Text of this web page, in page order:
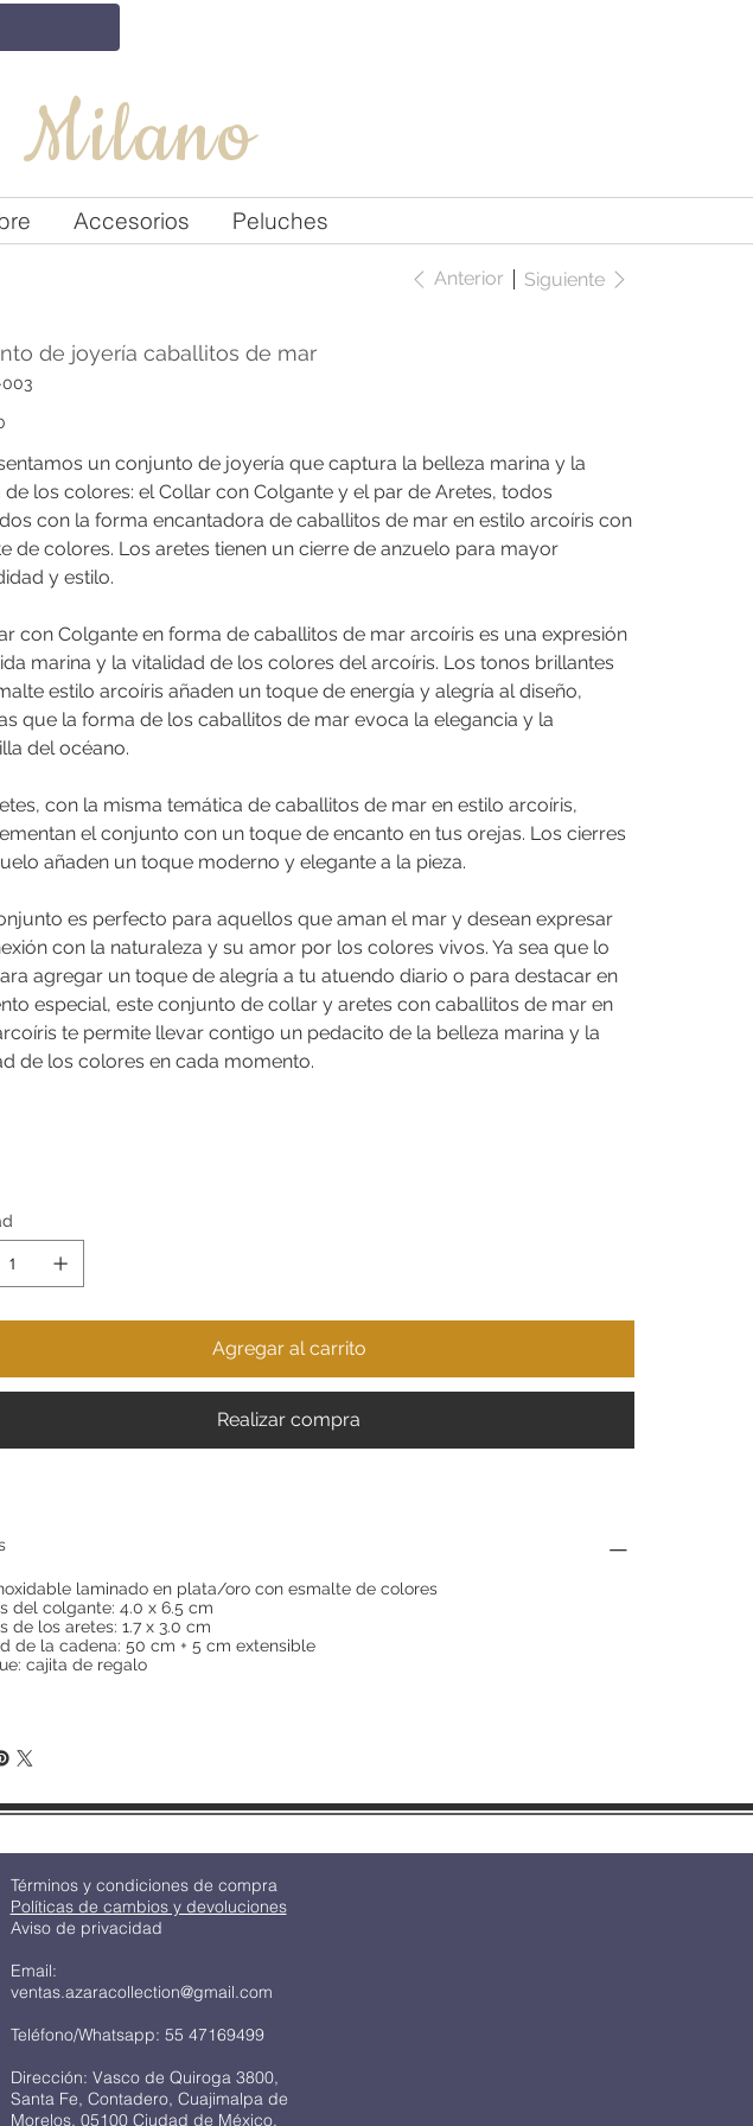
Milano
Accesorios Peluches
Anterior Siguiente
de joyería caballitos de mar
un conjunto de joyería que captura la belleza marina y la
de los colores: el Collar con Colgante y el par de Aretes, todos
con la forma encantadora de caballitos de mar en estilo arcoíris con
de colores. Los aretes tienen un cierre de anzuelo para mayor
y estilo.
con Colgante en forma de caballitos de mar arcoíris es una expresión
marina y la vitalidad de los colores del arcoíris. Los tonos brillantes
estilo arcoíris añaden un toque de energía y alegría al diseño,
que la forma de los caballitos de mar evoca la elegancia y la
del océano.
con la misma temática de caballitos de mar en estilo arcoíris,
el conjunto con un toque de encanto en tus orejas. Los cierres
añaden un toque moderno y elegante a la pieza.
es perfecto para aquellos que aman el mar y desean expresar
con la naturaleza y su amor por los colores vivos. Ya sea que lo
agregar un toque de alegría a tu atuendo diario o para destacar en
especial, este conjunto de collar y aretes con caballitos de mar en
te permite llevar contigo un pedacito de la belleza marina y la
de los colores en cada momento.
Agregar al carrito
Realizar compra
laminado en plata/oro con esmalte de colores
del colgante: 4.0 x 6.5 cm
de los aretes: 1.7 x 3.0 cm
de la cadena: 50 cm + 5 cm extensible
cajita de regalo
Términos y condiciones de compra
Políticas de cambios y devoluciones
Aviso de privacidad
Email:
ventas.azaracollection@gmail.com
Teléfono/Whatsapp: 55 47169499
Dirección: Vasco de Quiroga 3800,
Santa Fe, Contadero, Cuajimalpa de
Morelos, 05100 Ciudad de México,